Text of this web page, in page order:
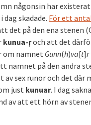
någonsin har existerat
skadade. För ett
det på den ena stenen
kunua-ṛoch att det
om namnet Gunn(h)va[t]r
namnet på den andra
av sex runor och det där
just kunuar. I dag
av att ett hörn av